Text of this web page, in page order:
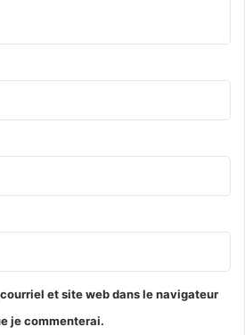
et site web dans le navigateur
je commenterai.